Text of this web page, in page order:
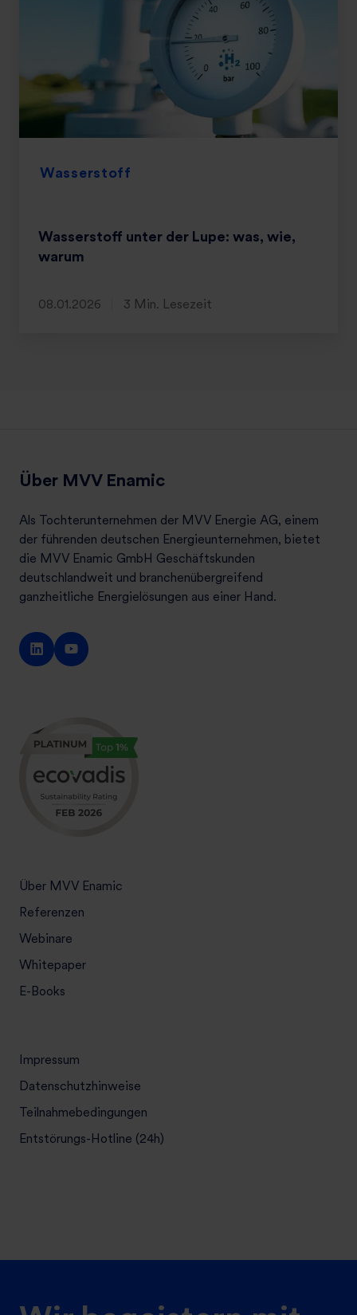
Wasserstoff
Wasserstoff unter der Lupe: was, wie,
warum
08.01.2026 3 Min. Lesezeit
Über MVV Enamic
Als Tochterunternehmen der MVV Energie AG, einem
der führenden deutschen Energieunternehmen, bietet
die MVV Enamic GmbH Geschäftskunden
deutschlandweit und branchenübergreifend
ganzheitliche Energielösungen aus einer Hand.
Über MVV Enamic
Referenzen
Webinare
Whitepaper
E-Books
Impressum
Datenschutzhinweise
Teilnahmebedingungen
Entstörungs-Hotline (24h)